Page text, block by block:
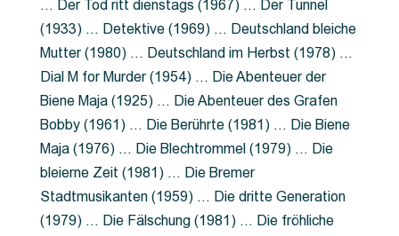
… Der Tod ritt dienstags (1967) … Der Tunnel
(1933) … Detektive (1969) … Deutschland bleiche
Mutter (1980) … Deutschland im Herbst (1978) …
Dial M for Murder (1954) … Die Abenteuer der
Biene Maja (1925) … Die Abenteuer des Grafen
Bobby (1961) … Die Berührte (1981) … Die Biene
Maja (1976) … Die Blechtrommel (1979) … Die
bleierne Zeit (1981) … Die Bremer
Stadtmusikanten (1959) … Die dritte Generation
(1979) … Die Fälschung (1981) … Die fröhliche